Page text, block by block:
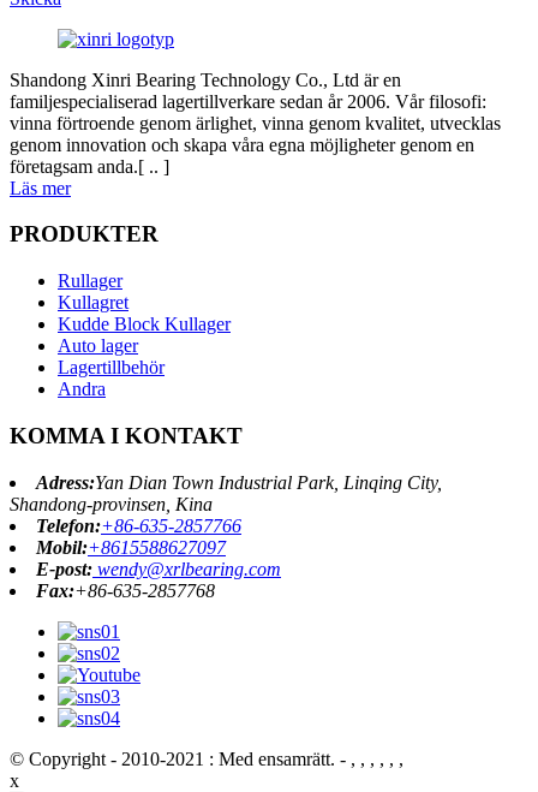
Shandong Xinri Bearing Technology Co., Ltd är en
familjespecialiserad lagertillverkare sedan år 2006. Vår filosofi:
vinna förtroende genom ärlighet, vinna genom kvalitet, utvecklas
genom innovation och skapa våra egna möjligheter genom en
företagsam anda.[ .. ]
Läs mer
PRODUKTER
Rullager
Kullagret
Kudde Block Kullager
Auto lager
Lagertillbehör
Andra
KOMMA I KONTAKT
Adress:Yan Dian Town Industrial Park, Linqing City,
Shandong-provinsen, Kina
Telefon:+86-635-2857766
Mobil:+8615588627097
E-post: wendy@xrlbearing.com
Fax:+86-635-2857768
© Copyright - 2010-2021 : Med ensamrätt. - , , , , , ,
x